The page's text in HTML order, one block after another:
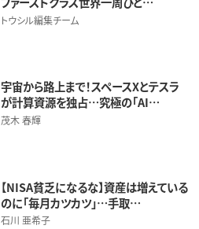
トウシル編集チーム
宇宙から路上まで！スペースXとテスラ
が計算資源を独占…究極の「AI…
茂木 春輝
【NISA貧乏になるな】資産は増えている
のに「毎月カツカツ」…手取…
石川 亜希子